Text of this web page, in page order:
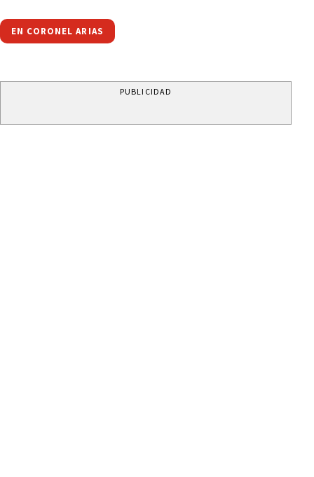
EN CORONEL ARIAS
PUBLICIDAD